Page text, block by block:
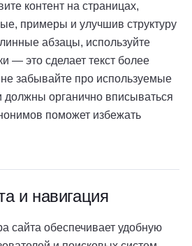
контент на страницах,
примеры и улучшив структуру
абзацы, используйте
— это сделает текст более
забывайте про используемые
органично вписываться
поможет избежать
и навигация
сайта обеспечивает удобную